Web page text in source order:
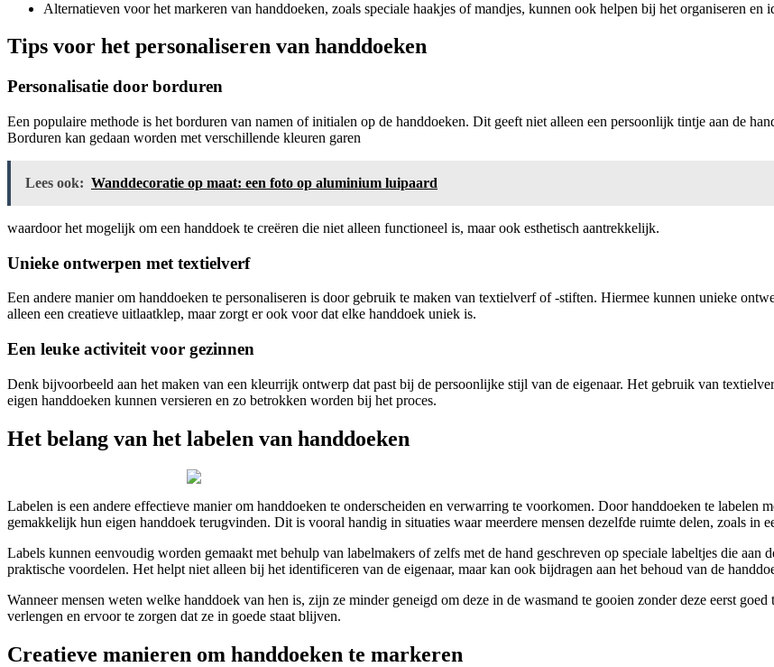
Alternatieven voor het markeren van handdoeken, zoals speciale haakjes of mandjes, kunnen ook helpen bij het organiseren
Tips voor het personaliseren van handdoeken
Personalisatie door borduren
Een populaire methode is het borduren van namen of initialen op de handdoeken. Dit geeft niet alleen een persoonlijk tintje aan de
Borduren kan gedaan worden met verschillende kleuren garen
Lees ook: Wanddecoratie op maat: een foto op aluminium luipaard
waardoor het mogelijk om een handdoek te creëren die niet alleen functioneel is, maar ook esthetisch aantrekkelijk.
Unieke ontwerpen met textielverf
Een andere manier om handdoeken te personaliseren is door gebruik te maken van textielverf of -stiften. Hiermee kunnen unieke
alleen een creatieve uitlaatklep, maar zorgt er ook voor dat elke handdoek uniek is.
Een leuke activiteit voor gezinnen
Denk bijvoorbeeld aan het maken van een kleurrijk ontwerp dat past bij de persoonlijke stijl van de eigenaar. Het gebruik van
eigen handdoeken kunnen versieren en zo betrokken worden bij het proces.
Het belang van het labelen van handdoeken
Labelen is een andere effectieve manier om handdoeken te onderscheiden en verwarring te voorkomen. Door handdoeken te labelen
gemakkelijk hun eigen handdoek terugvinden. Dit is vooral handig in situaties waar meerdere mensen dezelfde ruimte delen, zoals in
Labels kunnen eenvoudig worden gemaakt met behulp van labelmakers of zelfs met de hand geschreven op speciale labeltjes die
praktische voordelen. Het helpt niet alleen bij het identificeren van de eigenaar, maar kan ook bijdragen aan het behoud van de
Wanneer mensen weten welke handdoek van hen is, zijn ze minder geneigd om deze in de wasmand te gooien zonder deze eerst
verlengen en ervoor te zorgen dat ze in goede staat blijven.
Creatieve manieren om handdoeken te markeren